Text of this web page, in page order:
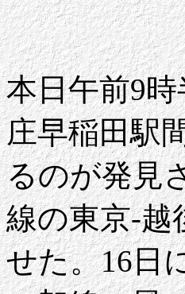
本日午前9
庄早稲田駅
るのが発見
線の東京-越
せた。16日